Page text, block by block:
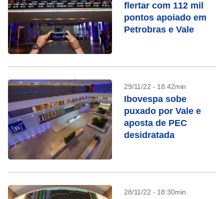
flertar com 112 mil
pontos apoiado em
Petrobras e Vale
29/11/22 - 18:42min
Ibovespa sobe
puxado por Vale e
aposta de PEC
desidratada
28/11/22 - 18:30min